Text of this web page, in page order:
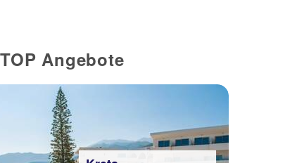
Angebote